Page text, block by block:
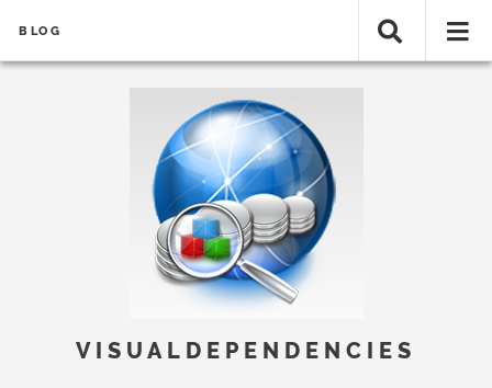
BLOG
Error loading search results...
VISUALDEPENDENCIES